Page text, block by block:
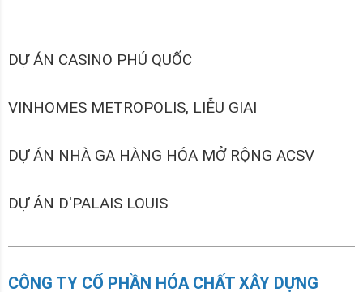
DỰ ÁN CASINO PHÚ QUỐC
VINHOMES METROPOLIS, LIỄU GIAI
DỰ ÁN NHÀ GA HÀNG HÓA MỞ RỘNG ACSV
DỰ ÁN D'PALAIS LOUIS
CÔNG TY CỔ PHẦN HÓA CHẤT XÂY DỰNG